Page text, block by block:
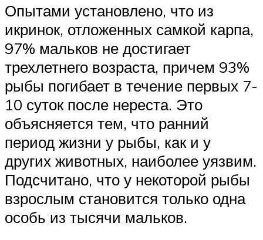
Опытами установлено, что из
икринок, отложенных самкой карпа,
97% мальков не достигает
трехлетнего возраста, причем 93%
рыбы погибает в течение первых 7-
10 суток после нереста. Это
объясняется тем, что ранний
период жизни у рыбы, как и у
других животных, наиболее уязвим.
Подсчитано, что у некоторой рыбы
взрослым становится только одна
особь из тысячи мальков.